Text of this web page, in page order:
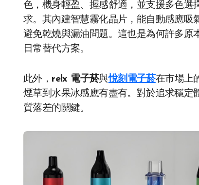
色，機身輕盈、握感舒適，並支援多色選
求。其內建智慧霧化晶片，能自動感應吸
避免乾燒與漏油問題。這也是為何許多原
日常替代方案。
此外， relx 電子菸與悅刻電子菸在市場上
煙草到水果冰感應有盡有。對於追求穩定
質落差的關鍵。